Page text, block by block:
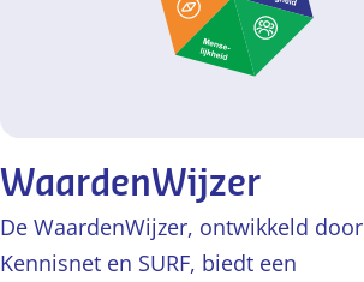
WaardenWijzer
De WaardenWijzer, ontwikkeld door
Kennisnet en SURF, biedt een